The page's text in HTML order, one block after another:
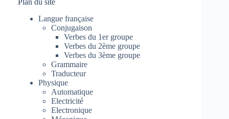
Plan du site
Langue française
Conjugaison
Verbes du 1er groupe
Verbes du 2ème groupe
Verbes du 3ème groupe
Grammaire
Traducteur
Physique
Automatique
Electricité
Electronique